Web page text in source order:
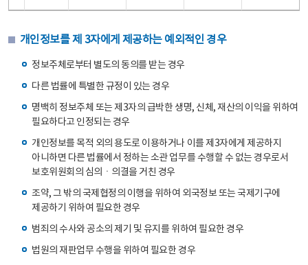
개인정보를 제 3자에게 제공하는 예외적인 경우
정보주체로부터 별도의 동의를 받는 경우
다른 법률에 특별한 규정이 있는 경우
명백히 정보주체 또는 제3자의 급박한 생명, 신체, 재산의 이익을 위하여
필요하다고 인정되는 경우
개인정보를 목적 외의 용도로 이용하거나 이를 제3자에게 제공하지
아니하면 다른 법률에서 정하는 소관 업무를 수행할 수 없는 경우로서
보호위원회의 심의ㆍ의결을 거친 경우
조약, 그 밖의 국제협정의 이행을 위하여 외국정보 또는 국제기구에
제공하기 위하여 필요한 경우
범죄의 수사와 공소의 제기 및 유지를 위하여 필요한 경우
법원의 재판업무 수행을 위하여 필요한 경우